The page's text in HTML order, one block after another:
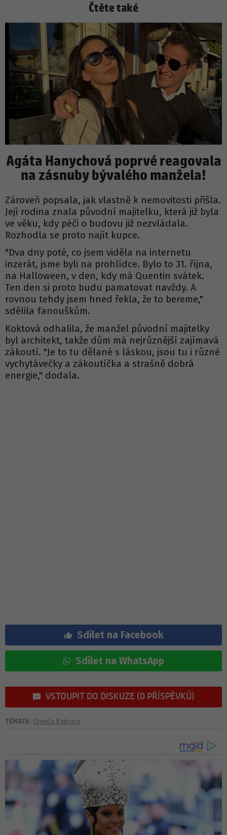
Čtěte také
Agáta Hanychová poprvé reagovala
na zásnuby bývalého manžela!
Zároveň popsala, jak vlastně k nemovitosti přišla.
Její rodina znala původní majitelku, která již byla
ve věku, kdy péči o budovu již nezvládala.
Rozhodla se proto najít kupce.
"Dva dny poté, co jsem viděla na internetu
inzerát, jsme byli na prohlídce. Bylo to 31. října,
na Halloween, v den, kdy má Quentin svátek.
Ten den si proto budu pamatovat navždy. A
rovnou tehdy jsem hned řekla, že to bereme,"
sdělila fanouškům.
Koktová odhalila, že manžel původní majitelky
byl architekt, takže dům má nejrůznější zajímavá
zákoutí. "Je to tu dělané s láskou, jsou tu i různé
vychytávečky a zákoutíčka a strašně dobrá
energie," dodala.
Sdílet na Facebook
Sdílet na WhatsApp
VSTOUPIT DO DISKUZE (0 PŘÍSPĚVKŮ)
TÉMATA: Ornella Koktová